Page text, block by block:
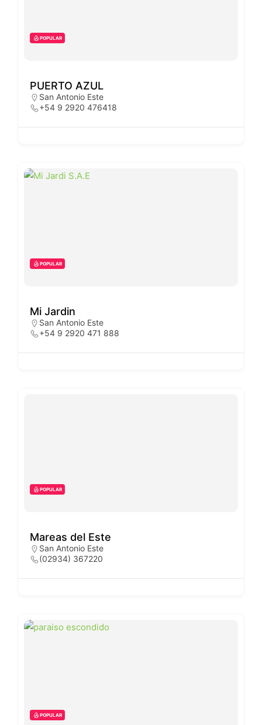
POPULAR
PUERTO AZUL
San Antonio Este
+54 9 2920 476418
POPULAR
Mi Jardin
San Antonio Este
+54 9 2920 471 888
POPULAR
Mareas del Este
San Antonio Este
(02934) 367220
POPULAR